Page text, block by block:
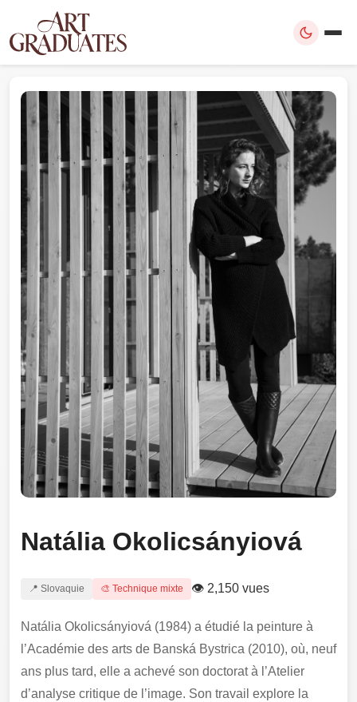
Natália Okolicsányiová
📍 Slovaquie 🎨 Technique mixte 👁 2,150 vues
Natália Okolicsányiová (1984) a étudié la peinture à
l’Académie des arts de Banská Bystrica (2010), où, neuf
ans plus tard, elle a achevé son doctorat à l’Atelier
d’analyse critique de l’image. Son travail explore la